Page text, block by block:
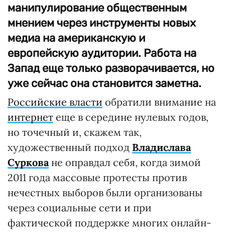
манипулирование общественным
мнением через инструменты новых
медиа на американскую и
европейскую аудитории. Работа на
Запад еще только разворачивается, но
уже сейчас она становится заметна.
Российские власти обратили внимание на
интернет еще в середине нулевых годов,
но точечный и, скажем так,
художественный подход Владислава
Сурковане оправдал себя, когда зимой
2011 года массовые протесты против
нечестных выборов были организованы
через социальные сети и при
фактической поддержке многих онлайн-